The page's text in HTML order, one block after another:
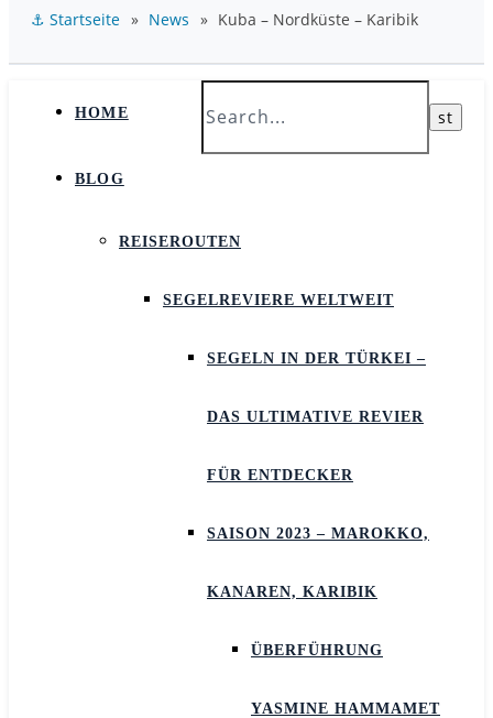
⚓ Startseite » News » Kuba – Nordküste – Karibik
HOME
BLOG
REISEROUTEN
SEGELREVIERE WELTWEIT
SEGELN IN DER TÜRKEI –
DAS ULTIMATIVE REVIER
FÜR ENTDECKER
SAISON 2023 – MAROKKO,
KANAREN, KARIBIK
ÜBERFÜHRUNG
YASMINE HAMMAMET